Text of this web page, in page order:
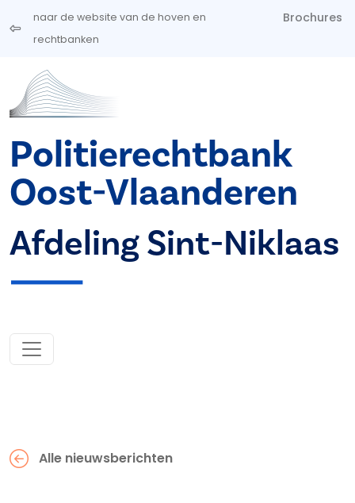
Overslaan en naar de inhoud gaan
naar de website van de hoven en
rechtbanken
Brochures
Politierechtbank
Oost-Vlaanderen
Afdeling Sint-Niklaas
Alle nieuwsberichten